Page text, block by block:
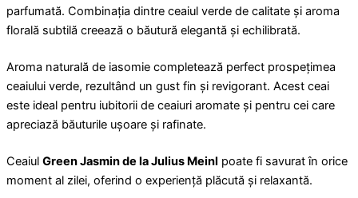
parfumată. Combinația dintre ceaiul verde de calitate și aroma
florală subtilă creează o băutură elegantă și echilibrată.
Aroma naturală de iasomie completează perfect prospețimea
ceaiului verde, rezultând un gust fin și revigorant. Acest ceai
este ideal pentru iubitorii de ceaiuri aromate și pentru cei care
apreciază băuturile ușoare și rafinate.
Ceaiul Green Jasmin de la Julius Meinl poate fi savurat în orice
moment al zilei, oferind o experiență plăcută și relaxantă.